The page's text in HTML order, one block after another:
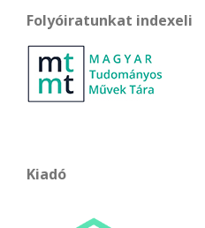
Folyóiratunkat indexeli
Kiadó